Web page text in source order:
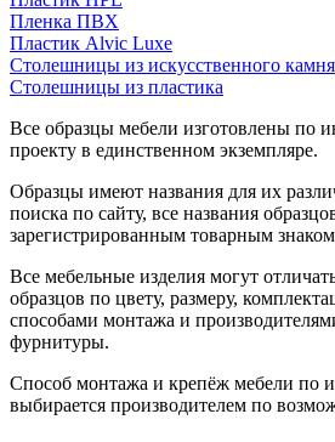
Пленка ПВХ
Пластик Alvic Luxe
Столешницы из искусственного камня
Столешницы из пластика
Все образцы мебели изготовлены по
проекту в единственном экземпляре.
Образцы имеют названия для их
поиска по сайту, все названия
зарегистрированным товарным
Все мебельные изделия могут
образцов по цвету, размеру,
способами монтажа и
фурнитуры.
Способ монтажа и крепёж мебели по
выбирается производителем по